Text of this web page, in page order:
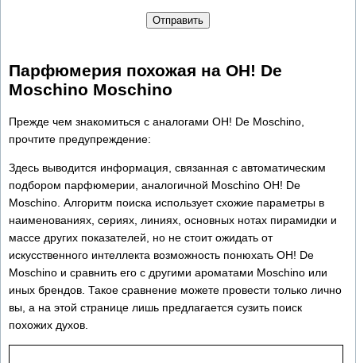
Отправить
Парфюмерия похожая на OH! De
Moschino Moschino
Прежде чем знакомиться с аналогами OH! De Moschino,
прочтите предупреждение:
Здесь выводится информация, связанная с автоматическим
подбором парфюмерии, аналогичной Moschino OH! De
Moschino. Алгоритм поиска использует схожие параметры в
наименованиях, сериях, линиях, основных нотах пирамидки и
массе других показателей, но не стоит ожидать от
искусственного интеллекта возможность понюхать OH! De
Moschino и сравнить его с другими ароматами Moschino или
иных брендов. Такое сравнение можете провести только лично
вы, а на этой странице лишь предлагается сузить поиск
похожих духов.